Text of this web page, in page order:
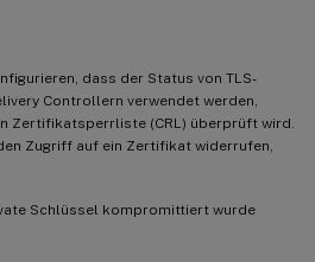
dass der Status von TLS-
Controllern verwendet werden,
Zertifikatsperrliste (CRL) überprüft wird.
Zugriff auf ein Zertifikat widerrufen,
Schlüssel kompromittiert wurde